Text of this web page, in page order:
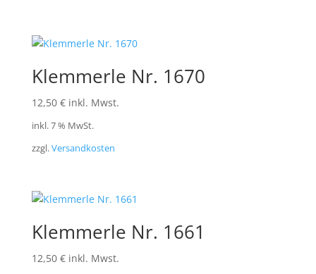
Klemmerle Nr. 1670
12,50 € inkl. Mwst.
inkl. 7 % MwSt.
zzgl.Versandkosten
Klemmerle Nr. 1661
12,50 € inkl. Mwst.